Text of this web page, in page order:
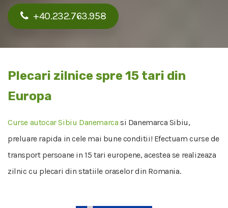
+40.232.763.958
Plecari zilnice spre 15 tari din
Europa
Curse autocar Sibiu Danemarca si Danemarca Sibiu,
preluare rapida in cele mai bune conditii! Efectuam curse de
transport persoane in 15 tari europene, acestea se realizeaza
zilnic cu plecari din statiile oraselor din Romania.